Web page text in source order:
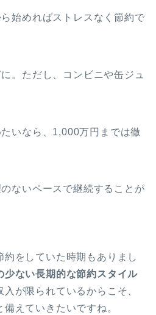
始めればストレスなく節約で
。ただし、コンビニや缶ジュ
いなら、1,000万円までは徹
ないペースで継続することが
をしていた時期もありまし
少ない長期的な節約スタイル
が限られているからこそ、
えていきたいですね。